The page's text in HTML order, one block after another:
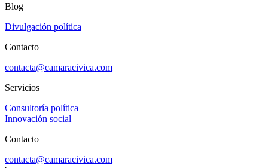
Blog
Divulgación política
Contacto
contacta@camaracivica.com
Servicios
Consultoría política
Innovación social
Contacto
contacta@camaracivica.com